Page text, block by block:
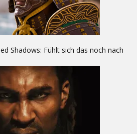
Shadows: Fühlt sich das noch nach